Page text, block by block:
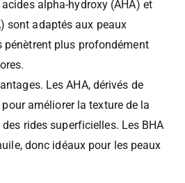
alpha-hydroxy (AHA) et
sont adaptés aux peaux
pénètrent plus profondément
Les AHA, dérivés de
améliorer la texture de la
rides superficielles. Les BHA
donc idéaux pour les peaux